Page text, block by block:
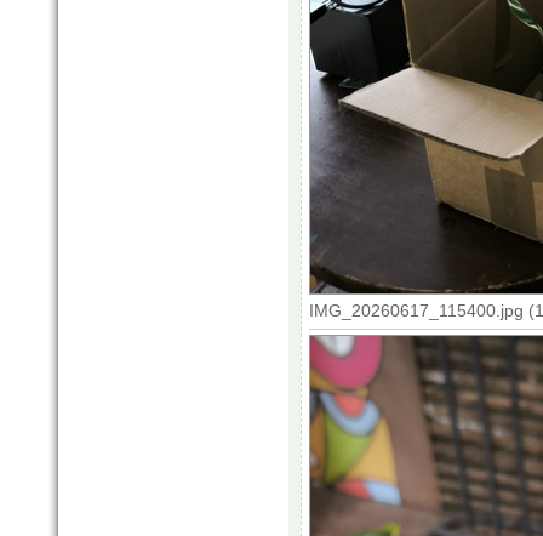
IMG_20260617_115400.jpg